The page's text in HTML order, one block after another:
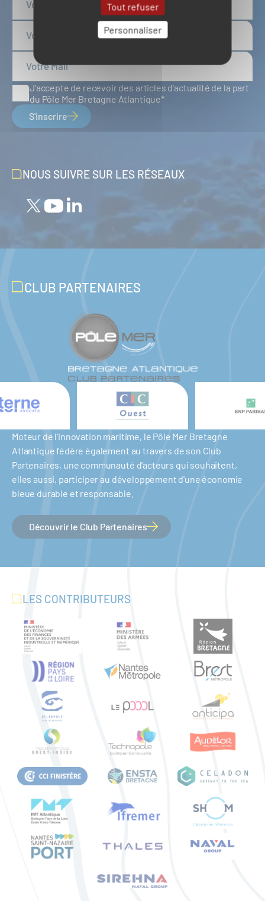
Tout refuser
Personnaliser
J'accepte de recevoir des articles d'actualité de la part
du Pôle Mer Bretagne Atlantique
S'inscrire
NOUS SUIVRE SUR LES RÉSEAUX
CLUB PARTENAIRES
Moteur de l'innovation maritime, le Pôle Mer Bretagne
Atlantique fédère également au travers de son Club
Partenaires, une communauté d'acteurs qui souhaitent,
elles aussi, participer au développement d'une économie
bleue durable et responsable.
Découvrir le Club Partenaires
LES CONTRIBUTEURS